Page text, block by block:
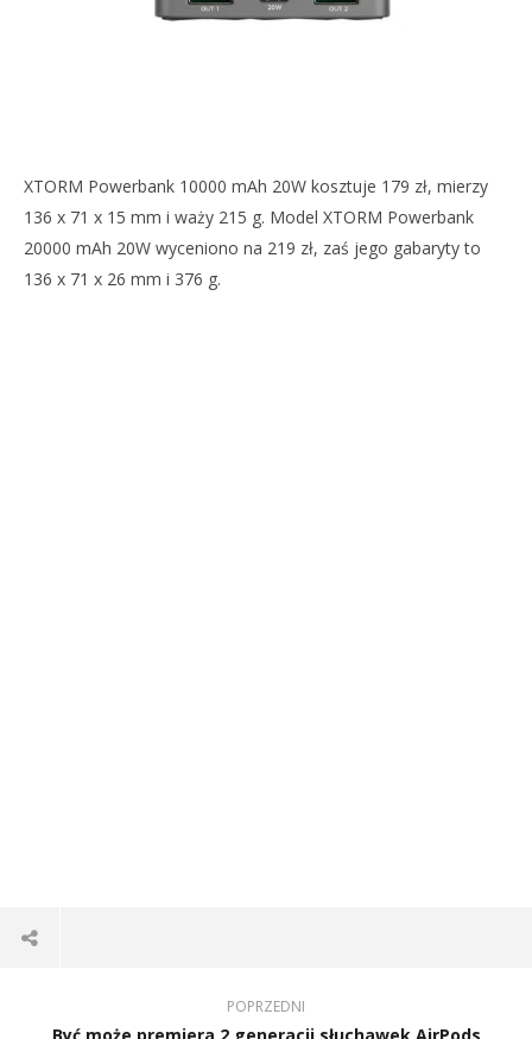
XTORM Powerbank 10000 mAh 20W kosztuje 179 zł, mierzy
136 x 71 x 15 mm i waży 215 g. Model XTORM Powerbank
20000 mAh 20W wyceniono na 219 zł, zaś jego gabaryty to
136 x 71 x 26 mm i 376 g.
POPRZEDNI